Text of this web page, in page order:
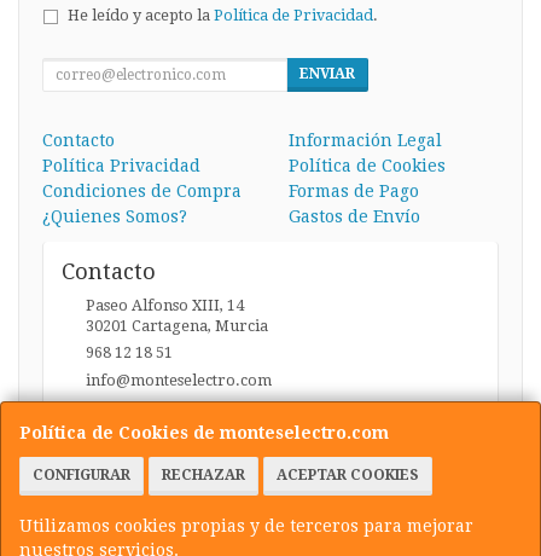
Política de Cookies de monteselectro.com
CONFIGURAR RECHAZAR ACEPTAR COOKIES
Utilizamos cookies propias y de terceros para mejorar
nuestros servicios.
He leído y acepto la Política de Privacidad.
ENVIAR
Contacto
Información Legal
Política Privacidad
Política de Cookies
Condiciones de Compra
Formas de Pago
¿Quienes Somos?
Gastos de Envío
Contacto
Paseo Alfonso XIII, 14
30201 Cartagena, Murcia
968 12 18 51
info@monteselectro.com
Horario
Lunes a Viernes: 09:45-14:00 y 17:00-20:30 / Sábados:
09:45-14:00